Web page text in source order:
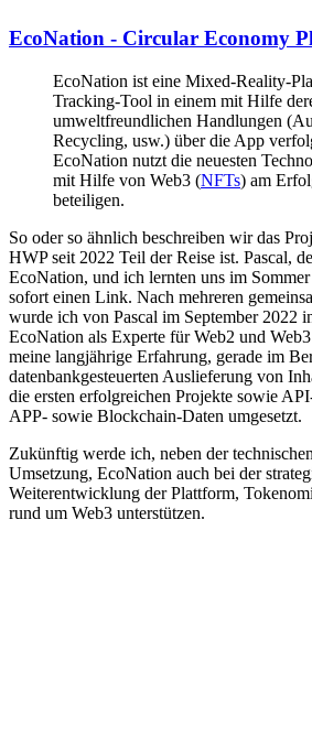
EcoNation - Circular Economy
EcoNation ist eine Mixed-Reality-
Tracking-Tool in einem mit Hilfe
umweltfreundlichen Handlungen
Recycling, usw.) über die App
EcoNation nutzt die neuesten
mit Hilfe von Web3 (NFTs) am
beteiligen.
So oder so ähnlich beschreiben wir das
HWP seit 2022 Teil der Reise ist. Pascal,
EcoNation, und ich lernten uns im
sofort einen Link. Nach mehreren
wurde ich von Pascal im September 2022
EcoNation als Experte für Web2 und
meine langjährige Erfahrung, gerade im
datenbankgesteuerten Auslieferung von
die ersten erfolgreichen Projekte sowie
APP- sowie Blockchain-Daten umgesetzt.
Zukünftig werde ich, neben der
Umsetzung, EcoNation auch bei der
Weiterentwicklung der Plattform,
rund um Web3 unterstützen.